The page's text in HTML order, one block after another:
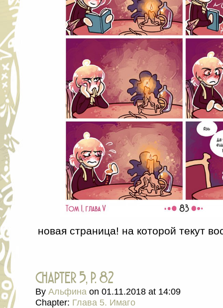
новая страница! на которой текут
chapter 5, p. 82
By Альфина on 01.11.2018 at 14:09
Chapter: Глава 5. Имаго